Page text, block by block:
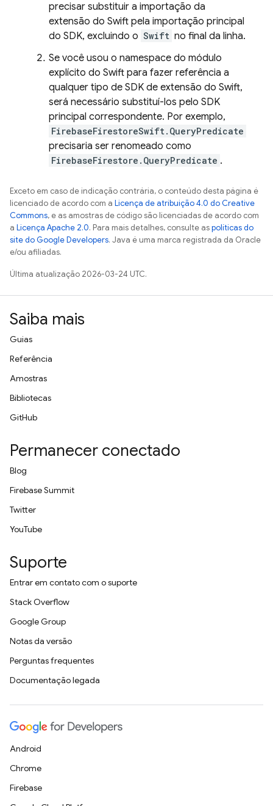
precisar substituir a importação da
extensão do Swift pela importação principal
do SDK, excluindo o Swift no final da linha.
Se você usou o namespace do módulo
explícito do Swift para fazer referência a
qualquer tipo de SDK de extensão do Swift,
será necessário substituí-los pelo SDK
principal correspondente. Por exemplo,
FirebaseFirestoreSwift.QueryPredicate
precisaria ser renomeado como
FirebaseFirestore.QueryPredicate .
Exceto em caso de indicação contrária, o conteúdo desta página é
licenciado de acordo com a Licença de atribuição 4.0 do Creative
Commons, e as amostras de código são licenciadas de acordo com
a Licença Apache 2.0. Para mais detalhes, consulte aspolíticas do
site do Google Developers. Java é uma marca registrada da Oracle
e/ou afiliadas.
Última atualização 2026-03-24 UTC.
Saiba mais
Guias
Referência
Amostras
Bibliotecas
GitHub
Permanecer conectado
Blog
Firebase Summit
Twitter
YouTube
Suporte
Entrar em contato com o suporte
Stack Overflow
Google Group
Notas da versão
Perguntas frequentes
Documentação legada
Android
Chrome
Firebase